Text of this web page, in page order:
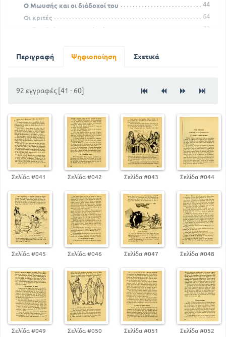
Ο Μωυσής και οι διάδοχοί του
44
Οι κριτές
64
Οι βασιλείς των Ισραηλιτών
73
Περιγραφή Ψηφιοποίηση Σχετικά
92 εγγραφές [41 - 60]
Σελίδα #041 Σελίδα #042 Σελίδα #043 Σελίδα #044
Σελίδα #045 Σελίδα #046 Σελίδα #047 Σελίδα #048
Σελίδα #049 Σελίδα #050 Σελίδα #051 Σελίδα #052